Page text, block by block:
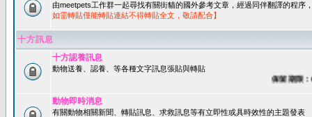
由meetpets工作群一起尋找有關街貓的國外參考文章，經過同伴翻譯的程序
如需轉貼僅能轉貼連結不得轉貼全文，敬請配合】
十方訊息
十方認養訊息
動物送養、認養、等各種文字訊息張貼與轉貼
保留期限：60
動物即時消息
有關動物相關新聞、轉貼訊息、求救訊息等有立即性或具時效性的主題發表